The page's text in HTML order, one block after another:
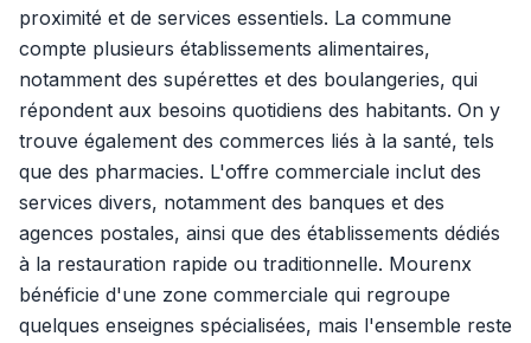
proximité et de services essentiels. La commune
compte plusieurs établissements alimentaires,
notamment des supérettes et des boulangeries, qui
répondent aux besoins quotidiens des habitants. On y
trouve également des commerces liés à la santé, tels
que des pharmacies. L'offre commerciale inclut des
services divers, notamment des banques et des
agences postales, ainsi que des établissements dédiés
à la restauration rapide ou traditionnelle. Mourenx
bénéficie d'une zone commerciale qui regroupe
quelques enseignes spécialisées, mais l'ensemble reste